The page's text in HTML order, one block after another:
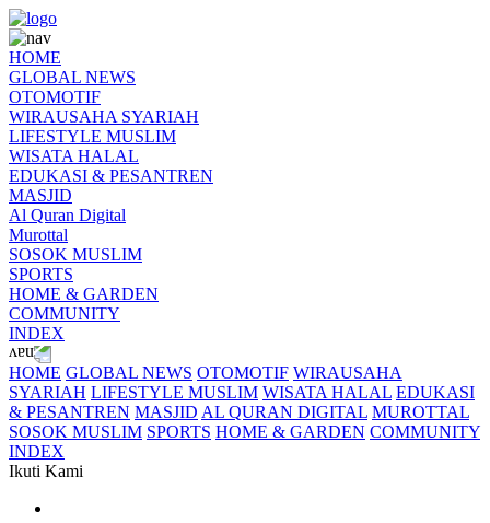
HOME
GLOBAL NEWS
OTOMOTIF
WIRAUSAHA SYARIAH
LIFESTYLE MUSLIM
WISATA HALAL
EDUKASI & PESANTREN
MASJID
Al Quran Digital
Murottal
SOSOK MUSLIM
SPORTS
HOME & GARDEN
COMMUNITY
INDEX
HOME GLOBAL NEWS OTOMOTIF WIRAUSAHA
SYARIAH LIFESTYLE MUSLIM WISATA HALAL EDUKASI
& PESANTREN MASJID AL QURAN DIGITAL MUROTTAL
SOSOK MUSLIM SPORTS HOME & GARDEN COMMUNITY
INDEX
Ikuti Kami